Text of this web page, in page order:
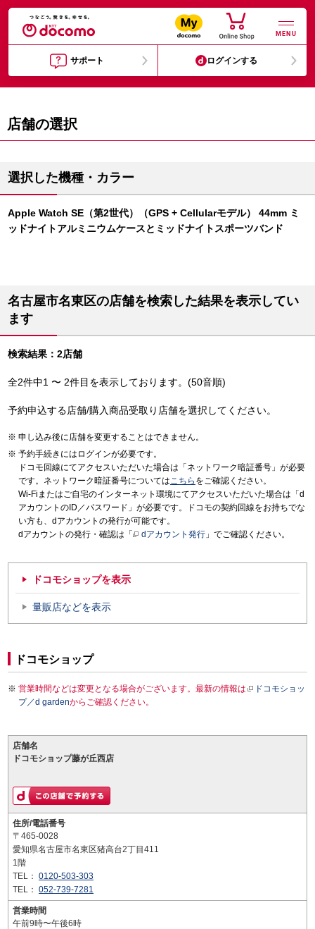
MENU
サポート ログインする
店舗の選択
選択した機種・カラー
Apple Watch SE（第2世代）（GPS + Cellularモデル） 44mm ミ
ッドナイトアルミニウムケースとミッドナイトスポーツバンド
名古屋市名東区の店舗を検索した結果を表示してい
ます
検索結果：2店舗
全2件中1 〜 2件目を表示しております。(50音順)
予約申込する店舗/購入商品受取り店舗を選択してください。
申し込み後に店舗を変更することはできません。
予約手続きにはログインが必要です。
ドコモ回線にてアクセスいただいた場合は「ネットワーク暗証番号」が必要
です。ネットワーク暗証番号についてはこちら をご確認ください。
Wi-Fiまたはご自宅のインターネット環境にてアクセスいただいた場合は「d
アカウントのID／パスワード」が必要です。ドコモの契約回線をお持ちでな
い方も、dアカウントの発行が可能です。
dアカウントの発行・確認は「
dアカウント発行 」でご確認ください。
ドコモショップを表示
量販店などを表示
ドコモショップ
営業時間などは変更となる場合がございます。最新の情報は
ドコモショッ
プ／d gardenからご確認ください。
店舗名
ドコモショップ藤が丘西店
住所/電話番号
〒465-0028
愛知県名古屋市名東区猪高台2丁目411
1階
TEL： 0120-503-303
TEL： 052-739-7281
営業時間
午前9時〜午後6時